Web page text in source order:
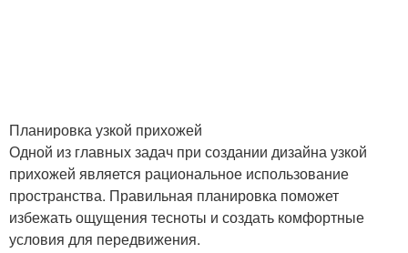
Планировка узкой прихожей
Одной из главных задач при создании дизайна узкой
прихожей является рациональное использование
пространства. Правильная планировка поможет
избежать ощущения тесноты и создать комфортные
условия для передвижения.